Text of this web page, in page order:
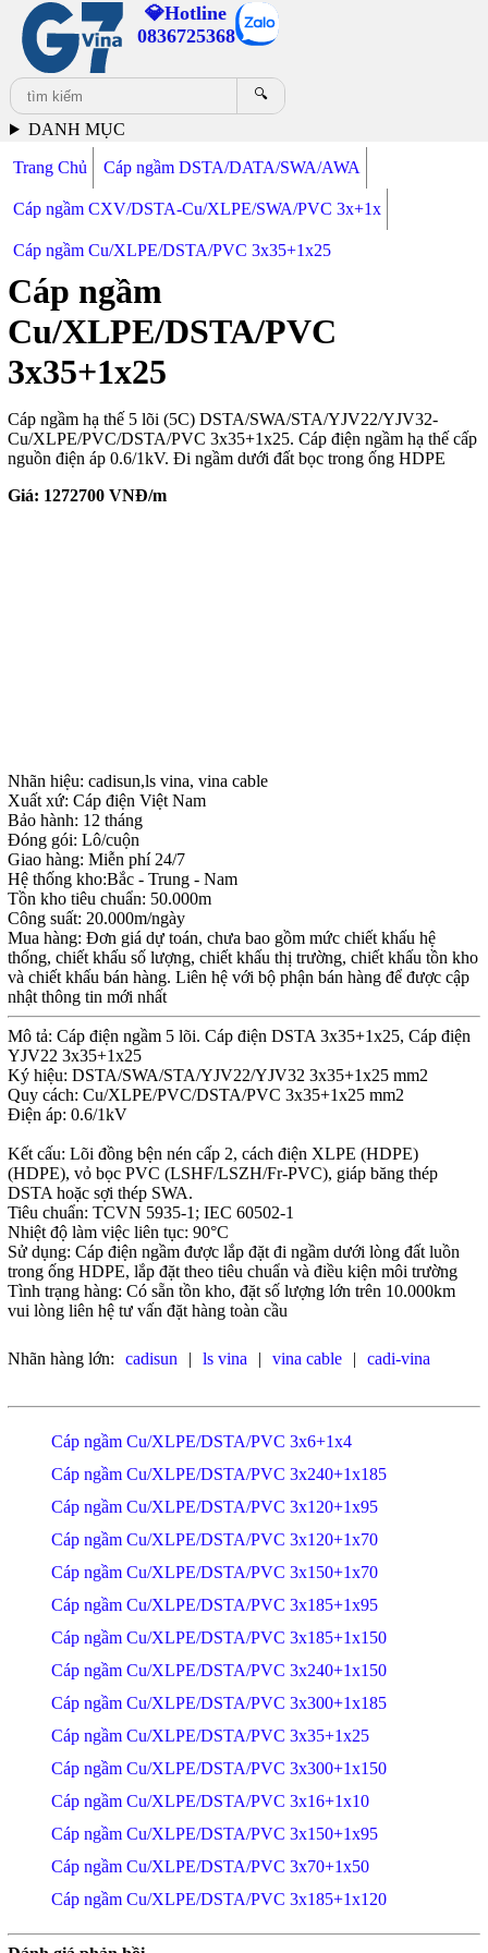
💎Hotline
0836725368
🔍
DANH MỤC
Trang Chủ Cáp ngầm DSTA/DATA/SWA/AWA
Cáp ngầm CXV/DSTA-Cu/XLPE/SWA/PVC 3x+1x
Cáp ngầm Cu/XLPE/DSTA/PVC 3x35+1x25
Cáp ngầm
Cu/XLPE/DSTA/PVC
3x35+1x25
Cáp ngầm hạ thế 5 lõi (5C) DSTA/SWA/STA/YJV22/YJV32-
Cu/XLPE/PVC/DSTA/PVC 3x35+1x25. Cáp điện ngầm hạ thế cấp
nguồn điện áp 0.6/1kV. Đi ngầm dưới đất bọc trong ống HDPE
Giá: 1272700VNĐ/m
Nhãn hiệu: cadisun,ls vina, vina cable
Xuất xứ: Cáp điện Việt Nam
Bảo hành: 12 tháng
Đóng gói: Lô/cuộn
Giao hàng: Miễn phí 24/7
Hệ thống kho:Bắc - Trung - Nam
Tồn kho tiêu chuẩn: 50.000m
Công suất: 20.000m/ngày
Mua hàng: Đơn giá dự toán, chưa bao gồm mức chiết khấu hệ
thống, chiết khấu số lượng, chiết khấu thị trường, chiết khấu tồn kho
và chiết khấu bán hàng. Liên hệ với bộ phận bán hàng để được cập
nhật thông tin mới nhất
Mô tả: Cáp điện ngầm 5 lõi. Cáp điện DSTA 3x35+1x25, Cáp điện
YJV22 3x35+1x25
Ký hiệu: DSTA/SWA/STA/YJV22/YJV32 3x35+1x25 mm2
Quy cách: Cu/XLPE/PVC/DSTA/PVC 3x35+1x25 mm2
Điện áp: 0.6/1kV
Kết cấu: Lõi đồng bện nén cấp 2, cách điện XLPE (HDPE)
(HDPE), vỏ bọc PVC (LSHF/LSZH/Fr-PVC), giáp băng thép
DSTA hoặc sợi thép SWA.
Tiêu chuẩn: TCVN 5935-1; IEC 60502-1
Nhiệt độ làm việc liên tục: 90°C
Sử dụng: Cáp điện ngầm được lắp đặt đi ngầm dưới lòng đất luồn
trong ống HDPE, lắp đặt theo tiêu chuẩn và điều kiện môi trường
Tình trạng hàng: Có sẵn tồn kho, đặt số lượng lớn trên 10.000km
vui lòng liên hệ tư vấn đặt hàng toàn cầu
Nhãn hàng lớn: cadisun | ls vina | vina cable | cadi-vina
Cáp ngầm Cu/XLPE/DSTA/PVC 3x6+1x4
Cáp ngầm Cu/XLPE/DSTA/PVC 3x240+1x185
Cáp ngầm Cu/XLPE/DSTA/PVC 3x120+1x95
Cáp ngầm Cu/XLPE/DSTA/PVC 3x120+1x70
Cáp ngầm Cu/XLPE/DSTA/PVC 3x150+1x70
Cáp ngầm Cu/XLPE/DSTA/PVC 3x185+1x95
Cáp ngầm Cu/XLPE/DSTA/PVC 3x185+1x150
Cáp ngầm Cu/XLPE/DSTA/PVC 3x240+1x150
Cáp ngầm Cu/XLPE/DSTA/PVC 3x300+1x185
Cáp ngầm Cu/XLPE/DSTA/PVC 3x35+1x25
Cáp ngầm Cu/XLPE/DSTA/PVC 3x300+1x150
Cáp ngầm Cu/XLPE/DSTA/PVC 3x16+1x10
Cáp ngầm Cu/XLPE/DSTA/PVC 3x150+1x95
Cáp ngầm Cu/XLPE/DSTA/PVC 3x70+1x50
Cáp ngầm Cu/XLPE/DSTA/PVC 3x185+1x120